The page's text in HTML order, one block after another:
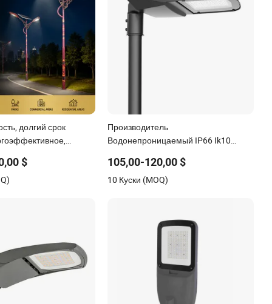
долгий срок
фонарь для
дорог
$
Производитель
Водонепроницаемый IP66 Ik10
80W/100W/120W/150W/200W/250W
Светодиодный Уличный Светильник
105,00-120,00 $
10 Куски (MOQ)